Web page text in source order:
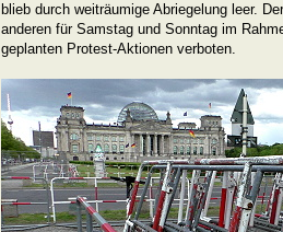
blieb durch weiträumige Abriegelung leer.
anderen für Samstag und Sonntag im
geplanten Protest-Aktionen verboten.